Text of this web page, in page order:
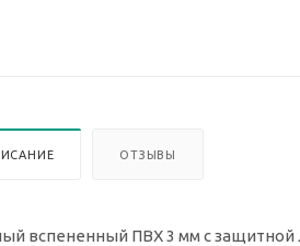
ОТЗЫВЫ
вспененный ПВХ 3 мм с защитной